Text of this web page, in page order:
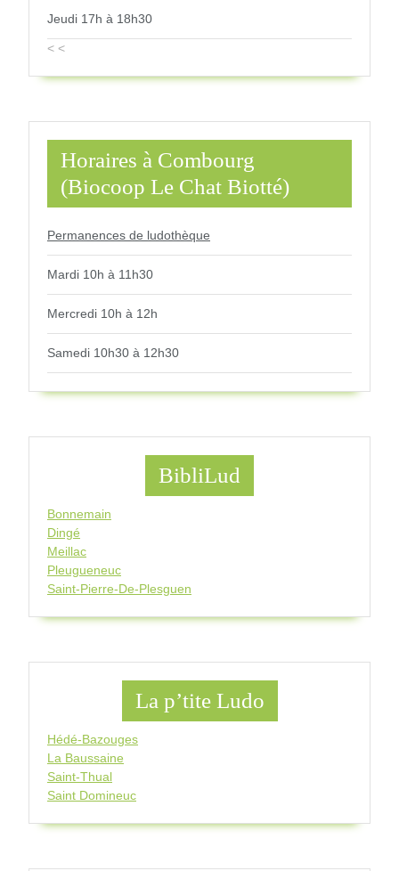
Jeudi 17h à 18h30
< <
Horaires à Combourg
(Biocoop Le Chat Biotté)
Permanences de ludothèque
Mardi 10h à 11h30
Mercredi 10h à 12h
Samedi 10h30 à 12h30
BibliLud
Bonnemain
Dingé
Meillac
Pleugueneuc
Saint-Pierre-De-Plesguen
La p’tite Ludo
Hédé-Bazouges
La Baussaine
Saint-Thual
Saint Domineuc